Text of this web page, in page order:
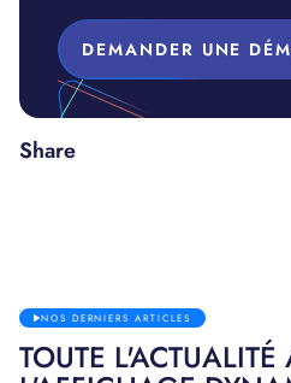
DEMANDER UNE
Share
NOS DERNIERS ARTICLES
TOUTE L'ACTUALITÉ